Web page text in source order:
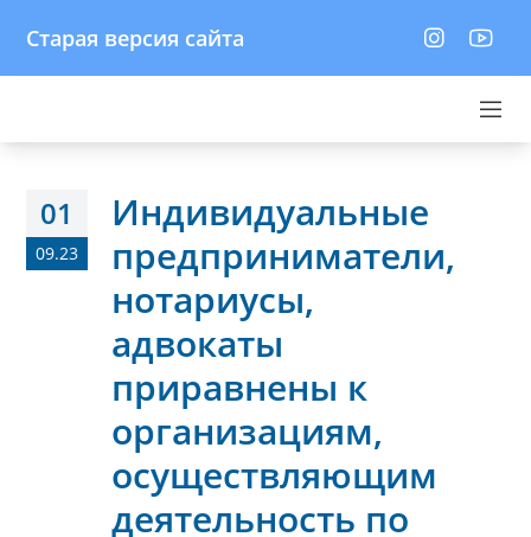
Старая версия сайта
01
09.23
Индивидуальные
предприниматели,
нотариусы,
адвокаты
приравнены к
организациям,
осуществляющим
деятельность по